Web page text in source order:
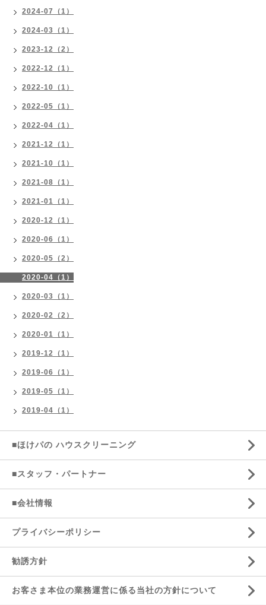
2024-07（1）
2024-03（1）
2023-12（2）
2022-12（1）
2022-10（1）
2022-05（1）
2022-04（1）
2021-12（1）
2021-10（1）
2021-08（1）
2021-01（1）
2020-12（1）
2020-06（1）
2020-05（2）
2020-04（1）
2020-03（1）
2020-02（2）
2020-01（1）
2019-12（1）
2019-06（1）
2019-05（1）
2019-04（1）
■ほけパの ハウスクリーニング
■スタッフ・パートナー
■会社情報
プライバシーポリシー
勧誘方針
お客さま本位の業務運営に係る当社の方針について